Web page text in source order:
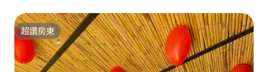
超讚房東
超讚房東